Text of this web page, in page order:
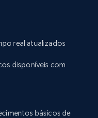
real atualizados
disponíveis com
básicos de